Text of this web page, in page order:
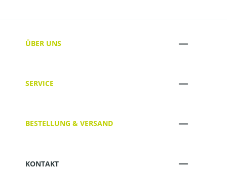
ÜBER UNS
SERVICE
BESTELLUNG & VERSAND
KONTAKT